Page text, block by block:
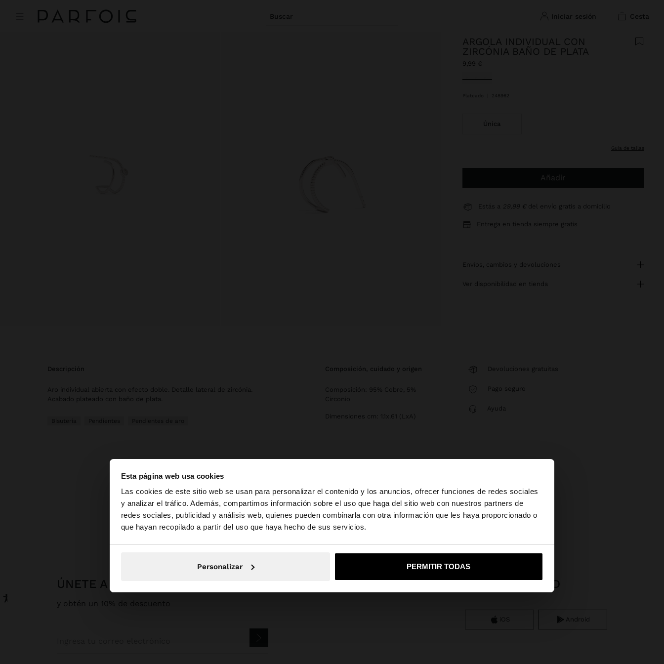
Esta página web usa cookies
Las cookies de este sitio web se usan para personalizar el contenido y los anuncios, ofrecer funciones de redes sociales
y analizar el tráfico. Además, compartimos información sobre el uso que haga del sitio web con nuestros partners de
redes sociales, publicidad y análisis web, quienes pueden combinarla con otra información que les haya proporcionado o
que hayan recopilado a partir del uso que haya hecho de sus servicios.
Personalizar PERMITIR TODAS
Buscar iniciar sesión cesta
hola ×
Estás accediendo a la web de España. ¿Quieres ir a la web de United States?
No, continuar en la web de España Sí, llévame a United States
ARGOLA INDIVIDUAL CON
ZIRCÓNIA BAÑO DE PLATA
9,99 €
Seleccionado
Plateado 248962
Única
guía de tallas
Añadir
Estás a 29,99 € del envío gratis a domicilio
Entrega en tienda siempre gratis
envíos, cambios y devoluciones
ver disponibilidad en tienda
descripción
Aro individual abierta con efecto doble. Detalle lateral de zircónia.
Acabado plateado con baño de plata.
Bisutería Pendientes Pendientes de aro
composición, cuidado y origen
Composición: 95% Cobre, 5%
Circonio
Dimensiones cm: 1.1x.61 (LxA)
Devoluciones gratuitas
Pago seguro
Ayuda
Parfois Bisutería Pendientes Pendientes de aro argola individual con zircónia baño de plata
ÚNETE A NUESTRA NEWSLETTER
y obtén un 10% de descuento
APP DOWNLOAD
iOS Android